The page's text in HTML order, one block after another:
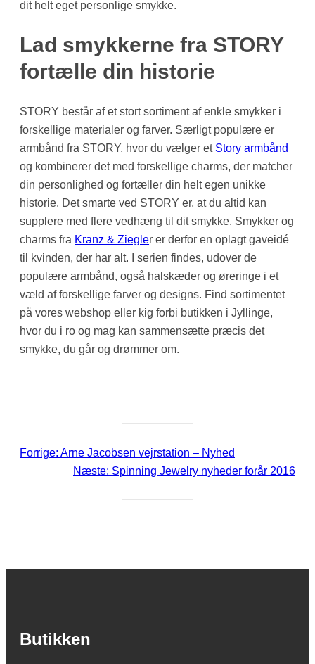
dit helt eget personlige smykke.
Lad smykkerne fra STORY
fortælle din historie
STORY består af et stort sortiment af enkle smykker i
forskellige materialer og farver. Særligt populære er
armbånd fra STORY, hvor du vælger et Story armbånd
og kombinerer det med forskellige charms, der matcher
din personlighed og fortæller din helt egen unikke
historie. Det smarte ved STORY er, at du altid kan
supplere med flere vedhæng til dit smykke. Smykker og
charms fra Kranz & Ziegler er derfor en oplagt gaveidé
til kvinden, der har alt. I serien findes, udover de
populære armbånd, også halskæder og øreringe i et
væld af forskellige farver og designs. Find sortimentet
på vores webshop eller kig forbi butikken i Jyllinge,
hvor du i ro og mag kan sammensætte præcis det
smykke, du går og drømmer om.
Forrige: Arne Jacobsen vejrstation – Nyhed
Næste: Spinning Jewelry nyheder forår 2016
Butikken